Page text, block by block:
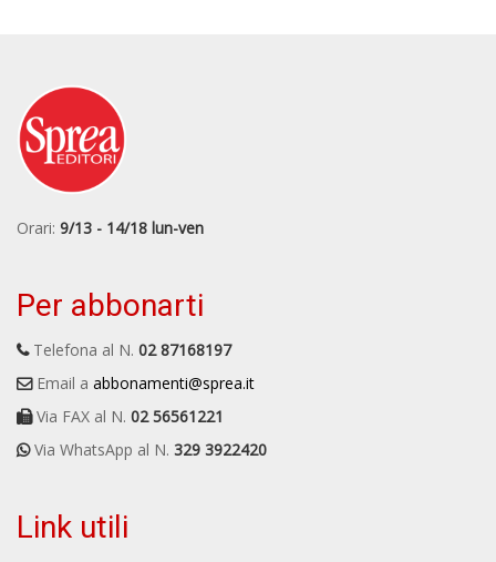
Orari: 9/13 - 14/18 lun-ven
Per abbonarti
Telefona al N. 02 87168197
Email a abbonamenti@sprea.it
Via FAX al N. 02 56561221
Via WhatsApp al N. 329 3922420
Link utili